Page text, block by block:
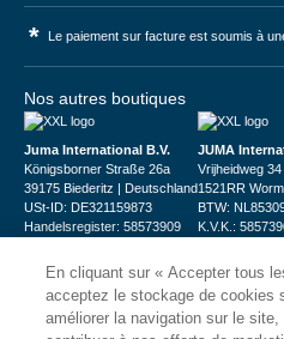
* Le paiement sur facture est soumis à
Nos autres boutiques
Juma International B.V.
Königsborner Straße 26a
39175 Biederitz | Deutschland
USt-ID: DE321159873
Handelsregister: 58573909
JUMA
Vrijheidweg 34
1521RR
BTW:
K.V.K.:
En cliquant sur « Accepter tous
acceptez le stockage de cookies
améliorer la navigation sur le